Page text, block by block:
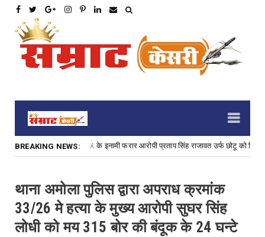
BREAKING NEWS:
हत्या के प्रयास के 3,000 रु. के इनामी फरार आरोपी प्रताप सिंह राजावत उर्फ छोटू को
थाना अमोला पुलिस द्वारा अपराध क्रमांक
33/26 मे हत्या के मुख्य आरोपी सुघर सिंह
लोधी को मय 315 बोर की बंदूक के 24 घन्टे